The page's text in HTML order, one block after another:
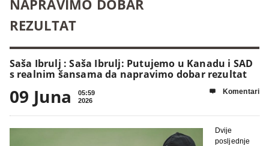
NAPRAVIMO DOBAR
REZULTAT
Saša Ibrulj : Saša Ibrulj: Putujemo u Kanadu i SAD
s realnim šansama da napravimo dobar rezultat
09 Juna
05:59
2026
 Komentari
Dvije
posljednje